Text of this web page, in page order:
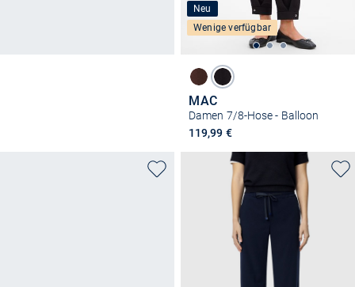
Neu
Wenige verfügbar
MAC
Damen 7/8-Hose - Balloon
119,99 €